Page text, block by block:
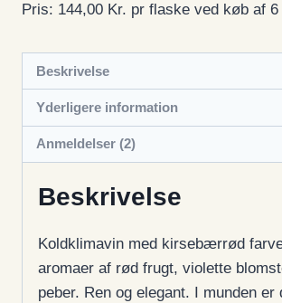
Pris: 144,00 Kr. pr flaske ved køb af
Beskrivelse
Yderligere information
Anmeldelser (2)
Beskrivelse
Koldklimavin med kirsebærrød
aromaer af rød frugt, violette
peber. Ren og elegant. I munden er